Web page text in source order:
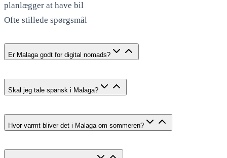
planlægger at have bil
Ofte stillede spørgsmål
Er Malaga godt for digital nomads?
Skal jeg tale spansk i Malaga?
Hvor varmt bliver det i Malaga om sommeren?